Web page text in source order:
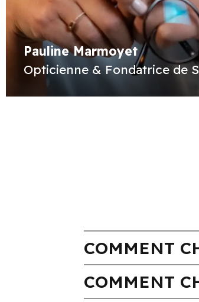
Pauline Marmoyet
Opticienne & Fondatrice de
COMMENT
COMMENT